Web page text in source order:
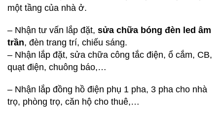
một tầng của nhà ở.
– Nhận tư vấn lắp đặt, sửa chữa bóng đèn led âm
trần, đèn trang trí, chiếu sáng.
– Nhận lắp đặt, sửa chữa công tắc điện, ổ cắm, CB,
quạt điện, chuông báo,…
– Nhận lắp đồng hồ điện phụ 1 pha, 3 pha cho nhà
trọ, phòng trọ, căn hộ cho thuê,…